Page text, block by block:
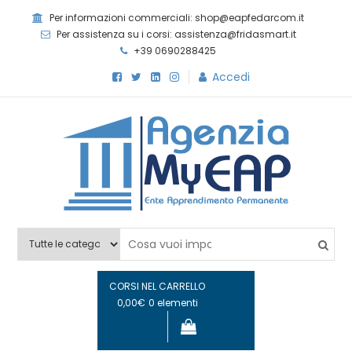
Per informazioni commerciali: shop@eapfedarcom.it
Per assistenza su i corsi: assistenza@fridasmart.it
+39 0690288425
Accedi
Agenzia MyEAP
CORSI NEL CARRELLO
0,00€ 0 elementi